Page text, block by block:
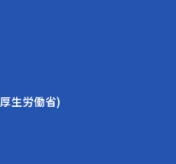
生労働省)